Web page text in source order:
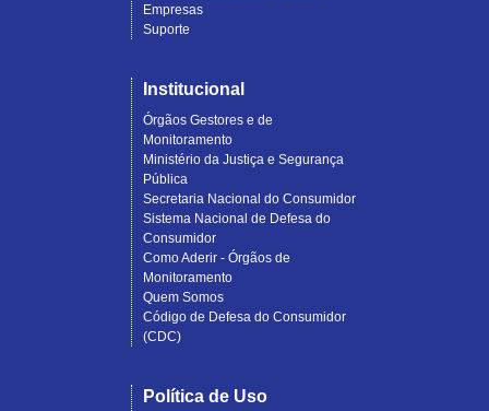
Empresas
Suporte
Institucional
Órgãos Gestores e de
Monitoramento
Ministério da Justiça e Segurança
Pública
Secretaria Nacional do Consumidor
Sistema Nacional de Defesa do
Consumidor
Como Aderir - Órgãos de
Monitoramento
Quem Somos
Código de Defesa do Consumidor
(CDC)
Política de Uso